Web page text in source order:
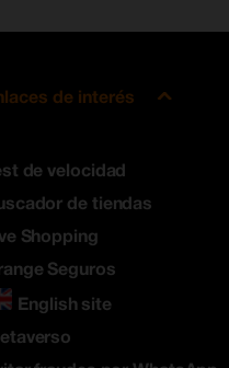
de interés
de velocidad
de tiendas
Shopping
Seguros
English site